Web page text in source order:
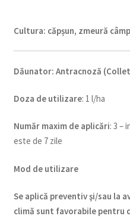
Cultura: căpșun, zmeură
Dăunator: Antracnoză
Doza de utilizare: 1 l/ha
Număr maxim de aplicări: 3 –
este de 7 zile
Mod de utilizare
Se aplică preventiv şi/sau la
climă sunt favorabile pentru